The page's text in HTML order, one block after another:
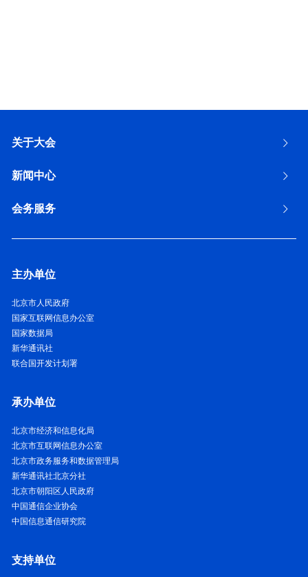
关于大会
新闻中心
会务服务
主办单位
北京市人民政府
国家互联网信息办公室
国家数据局
新华通讯社
联合国开发计划署
承办单位
北京市经济和信息化局
北京市互联网信息办公室
北京市政务服务和数据管理局
新华通讯社北京分社
北京市朝阳区人民政府
中国通信企业协会
中国信息通信研究院
支持单位